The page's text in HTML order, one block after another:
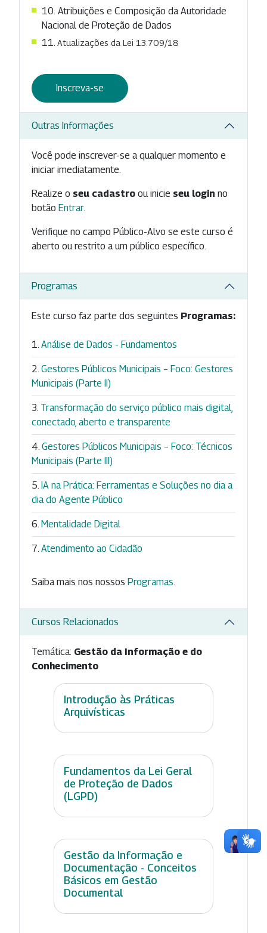
10. Atribuições e Composição da Autoridade
Nacional de Proteção de Dados
11. Atualizações da Lei 13.709/18
Inscreva-se
Outras Informações
Você pode inscrever-se a qualquer momento e
iniciar imediatamente.
Realize o seu cadastro ou inicie seu login no
botão Entrar.
Verifique no campo Público-Alvo se este curso é
aberto ou restrito a um público específico.
Programas
Este curso faz parte dos seguintes Programas:
Análise de Dados - Fundamentos
Gestores Públicos Municipais – Foco: Gestores
Municipais (Parte II)
Transformação do serviço público mais digital,
conectado, aberto e transparente
Gestores Públicos Municipais – Foco: Técnicos
Municipais (Parte III)
IA na Prática: Ferramentas e Soluções no dia a
dia do Agente Público
Mentalidade Digital
Atendimento ao Cidadão
Saiba mais nos nossos Programas
Cursos Relacionados
Temática: Gestão da Informação e do
Conhecimento
Introdução às Práticas
Arquivísticas
Fundamentos da Lei Geral
de Proteção de Dados
(LGPD)
Gestão da Informação e
Documentação - Conceitos
Básicos em Gestão
Documental